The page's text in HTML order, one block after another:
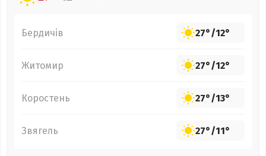
Бердичів 27°/12°
Житомир 27°/12°
Коростень 27°/13°
Звягель 27°/11°